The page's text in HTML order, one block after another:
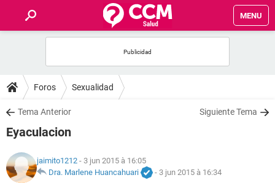
MENU
FORUMS
SALUD
FAMILIA
NUTRICIÓN
Foros Sexualidad
Tema Anterior Siguiente Tema
Eyaculacion
jaimito1212 - 3 jun 2015 à 16:05
Dra. Marlene Huancahuari
- 3 jun 2015 à 16:34